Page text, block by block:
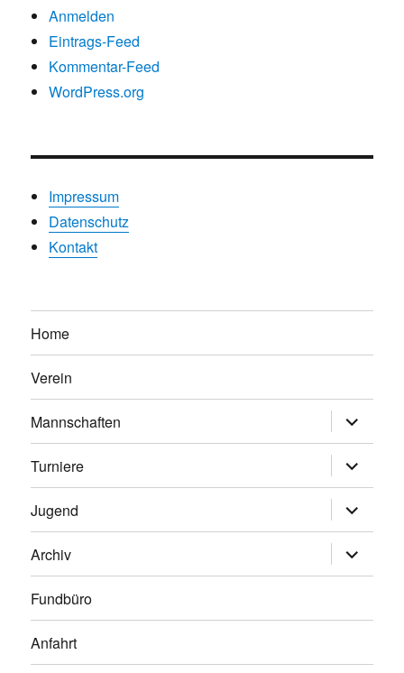
Anmelden
Eintrags-Feed
Kommentar-Feed
WordPress.org
Impressum
Datenschutz
Kontakt
Home
Verein
Mannschaften
anzeigen
Turniere
anzeigen
Jugend
anzeigen
Archiv
anzeigen
Fundbüro
Anfahrt